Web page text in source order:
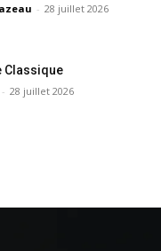
- 28 juillet 2026
Classique
- 28 juillet 2026